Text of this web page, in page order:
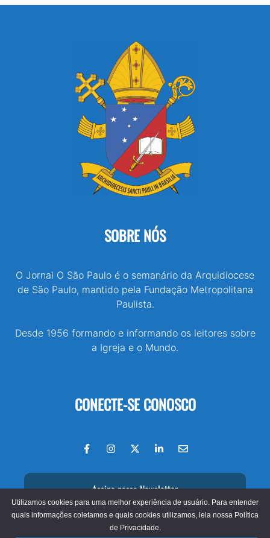
SOBRE NÓS
O Jornal O São Paulo é o semanário da Arquidiocese
de São Paulo, mantido pela Fundação Metropolitana
Paulista.
Desde 1956 formando e informando os leitores sobre
a Igreja e o Mundo.
CONECTE-SE CONOSCO
Assine nossa Newsletter
Utilizamos cookies para uma melhor experiência de usuário. Para entender
quais informações coletamos e quais cookies utilizamos, leia nossa Política
de Privacidade.